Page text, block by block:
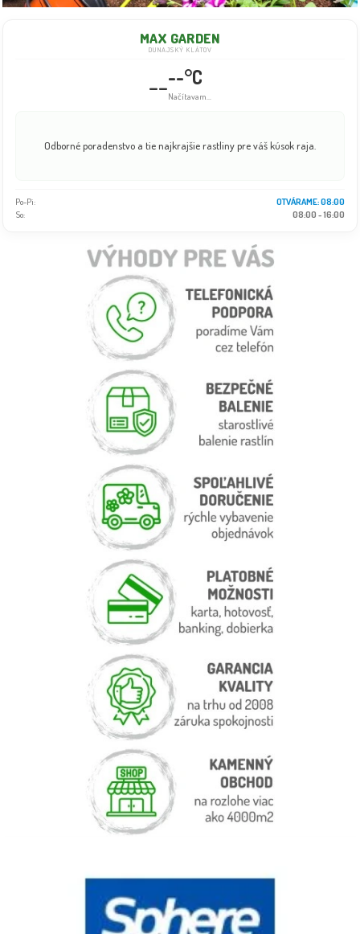
MAX GARDEN
DUNAJSKÝ KLÁTOV
----°C
Načítavam...
Odborné poradenstvo a tie najkrajšie rastliny pre váš kúsok raja.
Po-Pi:
OTVÁRAME: 08:00
So:
08:00 - 16:00